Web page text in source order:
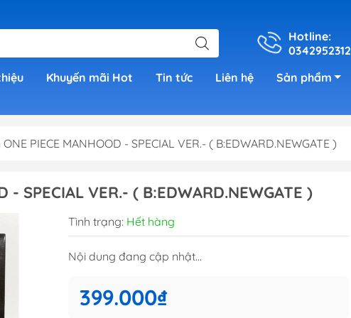
Hotline:
0342952312
Khuyến mãi Hot Tin tức Liên hệ Sản phẩm
PIECE MANHOOD - SPECIAL VER.- ( B:EDWARD.NEWGATE )
- SPECIAL VER.- ( B:EDWARD.NEWGATE )
Tình trạng: Hết hàng
Nội dung đang cập nhật...
399.000₫